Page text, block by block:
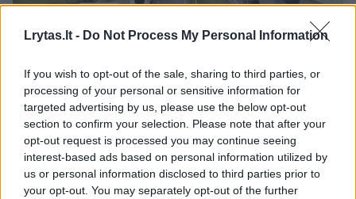
Lrytas.lt - Do Not Process My Personal Information
If you wish to opt-out of the sale, sharing to third parties, or
processing of your personal or sensitive information for
targeted advertising by us, please use the below opt-out
section to confirm your selection. Please note that after your
opt-out request is processed you may continue seeing
interest-based ads based on personal information utilized by
us or personal information disclosed to third parties prior to
your opt-out. You may separately opt-out of the further
Pakeitus kelių mokesčio tarifus, tikimasi
šalies biudžetą papildyti 40 mln. eurų
2023-06-08